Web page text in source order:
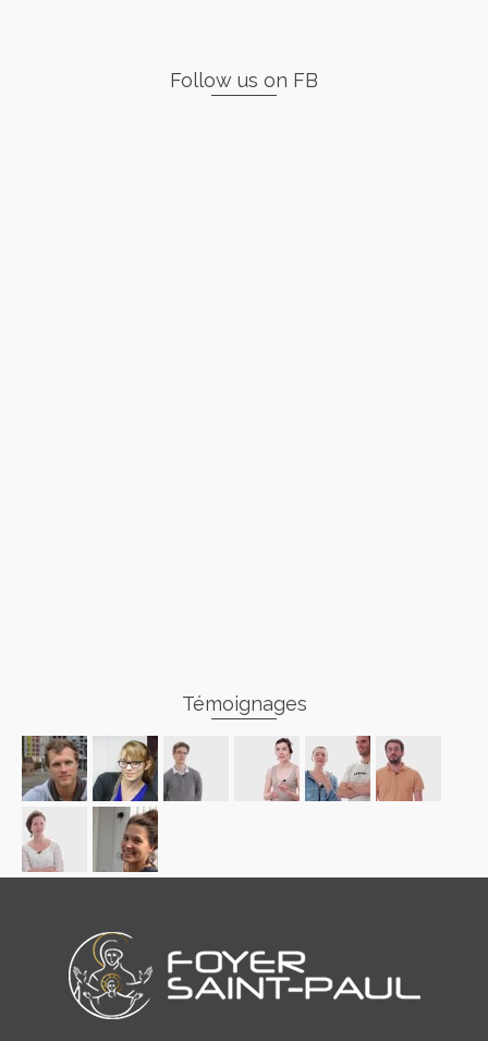
Follow us on FB
Témoignages